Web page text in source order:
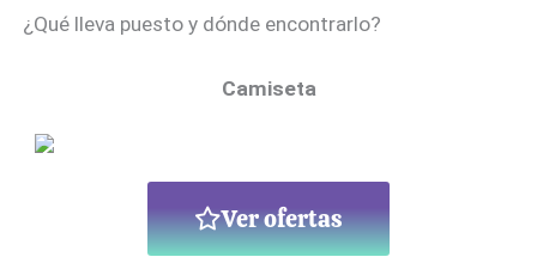
¿Qué lleva puesto y dónde encontrarlo?
Camiseta
Ver ofertas